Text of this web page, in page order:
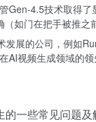
Gen-4.5技术取得
如门在把手被推
发展的公司，例如
AI视频生成领域的领
一些常见问题及